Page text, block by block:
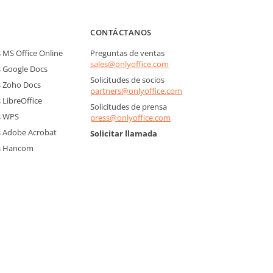
MS Office Online
Google Docs
Zoho Docs
LibreOffice
WPS
Adobe Acrobat
Hancom
CONTÁCTANOS
Preguntas de ventas
sales@onlyoffice.com
Solicitudes de socios
partners@onlyoffice.com
Solicitudes de prensa
press@onlyoffice.com
Solicitar llamada